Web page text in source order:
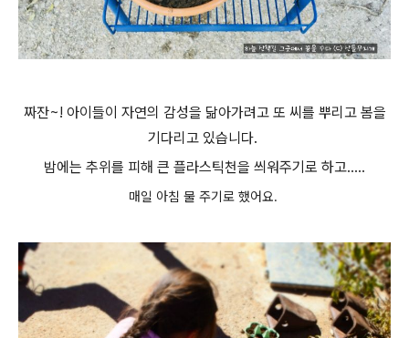
짜잔~! 아이들이 자연의 감성을 닮아가려고 또 씨를 뿌리고 봄을
기다리고 있습니다.
밤에는 추위를 피해 큰 플라스틱천을 씌워주기로 하고.....
매일 아침 물 주기로 했어요.